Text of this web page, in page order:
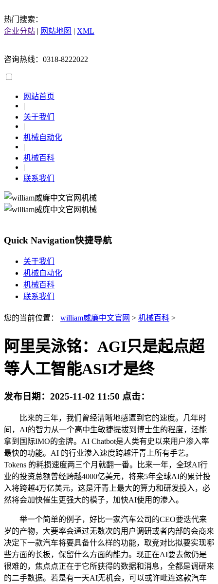
热门搜索：
企业分站 | 网站地图 | XML
咨询热线：0318-8222022
网站首页
|
关于我们
|
机械自动化
|
机械百科
|
联系我们
Quick Navigation快捷导航
关于我们
机械自动化
机械百科
联系我们
您的当前位置： william威廉中文官网 > 机械百科 >
阿里吴泳铭：AGI只是起点超
等人工智能ASI才是终
发布日期： 2025-11-02 11:50 点击：
比来的三年，我们曾经清晰地感遭到它的速度。几年时
间，AI的智力从一个高中生敏捷提拔到博士生的程度，还能
拿到国际IMO的金牌。AI Chatbot是人类有史以来用户渗入率
最快的功能。AI 的行业渗入速度跨越汗青上所有手艺。
Tokens 的耗损速度两三个月就翻一番。比来一年，全球AI行
业的投资总额曾经跨越4000亿美元，将来5年全球AI的累计投
入将跨越4万亿美元，这是汗青上最大的算力和研发投入，必
然将会加快催生更强大的模子，加快AI使用的渗入。
举一个简单的例子，好比一家汽车公司的CEO要迭代来
岁的产物，大要率会通过无数次的用户调研或者内部的会商来
决定下一款汽车将要具备什么样的功能，取竞对比拟要实现哪
些方面的长板，保留什么方面的能力。现正在AI要去做仍是
很难的，焦点点正在于它所获得的数据和消息，全都是调研来
的二手数据。若是有一天AI无机会，可以或许毗连这款汽车